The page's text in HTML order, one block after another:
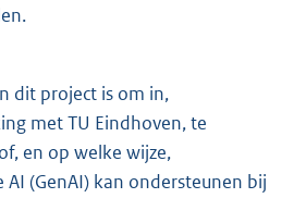
dit project is om in,
met TU Eindhoven, te
en op welke wijze,
AI (GenAI) kan ondersteunen bij